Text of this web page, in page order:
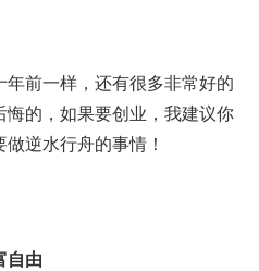
前一样，还有很多非常好的
的，如果要创业，我建议你
逆水行舟的事情！
自由